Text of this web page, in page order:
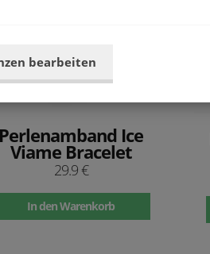
Ice
Viame Bracelet
29.9 €
In den Warenkorb
bearbeiten